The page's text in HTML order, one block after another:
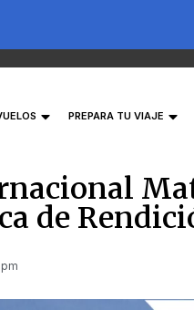
PREPARA TU VIAJE
de